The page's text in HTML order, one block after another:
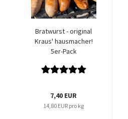
Bratwurst - original
Kraus' hausmacher!
5er-Pack
7,40 EUR
14,80 EUR pro kg